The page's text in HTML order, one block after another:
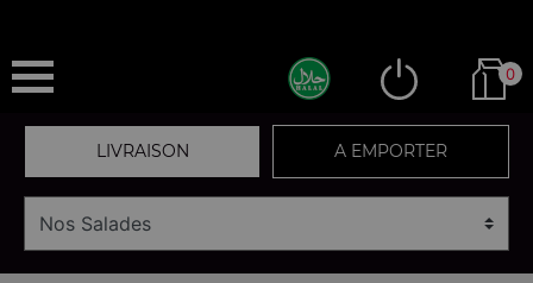
0
LIVRAISON A EMPORTER